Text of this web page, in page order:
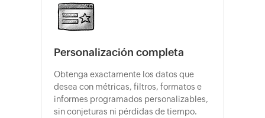
Personalización completa
Obtenga exactamente los datos que
desea con métricas, filtros, formatos e
informes programados personalizables,
sin conjeturas ni pérdidas de tiempo.